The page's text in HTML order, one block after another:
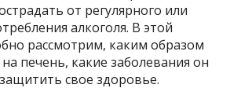
от регулярного или
алкоголя. В этой
рассмотрим, каким образом
печень, какие заболевания он
свое здоровье.